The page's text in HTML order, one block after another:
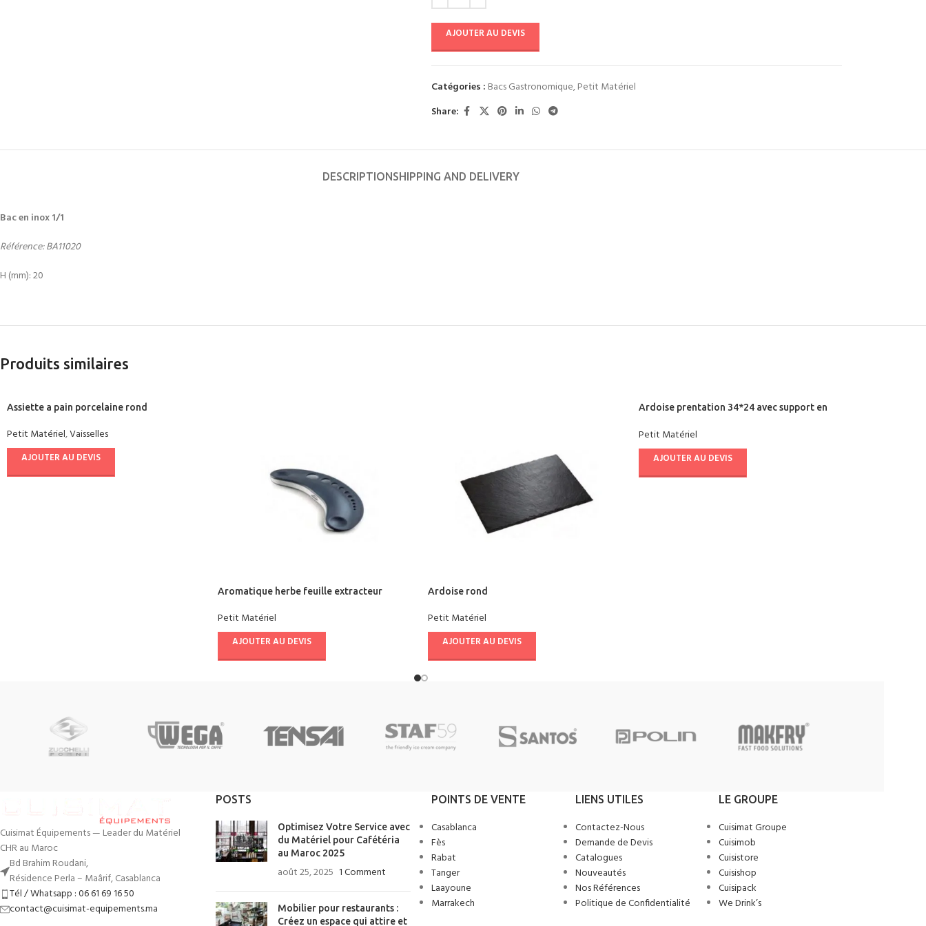
AJOUTER AU DEVIS
Catégories : Bacs Gastronomique,Petit Matériel
Share:
DESCRIPTIONSHIPPING AND DELIVERY
Bac en inox 1/1
Référence: BA11020
H (mm): 20
Produits similaires
Assiette a pain porcelaine rond
Petit Matériel,Vaisselles
AJOUTER AU DEVIS
Aromatique herbe feuille extracteur
Petit Matériel
AJOUTER AU DEVIS
Ardoise rond
Petit Matériel
AJOUTER AU DEVIS
Ardoise prentation 34*24 avec support en
Petit Matériel
AJOUTER AU DEVIS
Cuisimat Équipements — Leader du Matériel
CHR au Maroc
Bd Brahim Roudani,
Résidence Perla – Maârif, Casablanca
Tél / Whatsapp : 06 61 69 16 50
contact@cuisimat-equipements.ma
POSTS
Optimisez Votre Service avec
du Matériel pour Cafétéria
au Maroc 2025
août 25, 2025 1 Comment
Mobilier pour restaurants :
Créez un espace qui attire et
POINTS DE VENTE
Casablanca
Fès
Rabat
Tanger
Laayoune
Marrakech
LIENS UTILES
Contactez-Nous
Demande de Devis
Catalogues
Nouveautés
Nos Références
Politique de Confidentialité
LE GROUPE
Cuisimat Groupe
Cuisimob
Cuisistore
Cuisishop
Cuisipack
We Drink’s